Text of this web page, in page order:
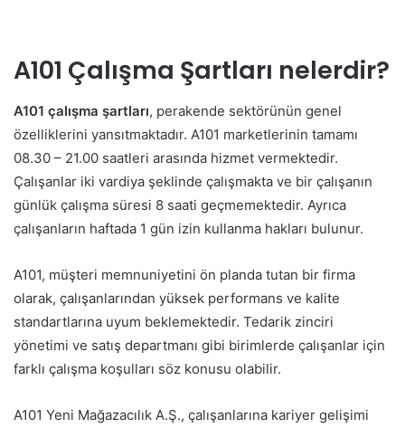
A101 Çalışma Şartları nelerdir?
A101 çalışma şartları, perakende sektörünün genel
özelliklerini yansıtmaktadır. A101 marketlerinin tamamı
08.30 – 21.00 saatleri arasında hizmet vermektedir.
Çalışanlar iki vardiya şeklinde çalışmakta ve bir çalışanın
günlük çalışma süresi 8 saati geçmemektedir. Ayrıca
çalışanların haftada 1 gün izin kullanma hakları bulunur.
A101, müşteri memnuniyetini ön planda tutan bir firma
olarak, çalışanlarından yüksek performans ve kalite
standartlarına uyum beklemektedir. Tedarik zinciri
yönetimi ve satış departmanı gibi birimlerde çalışanlar için
farklı çalışma koşulları söz konusu olabilir.
A101 Yeni Mağazacılık A.Ş., çalışanlarına kariyer gelişimi